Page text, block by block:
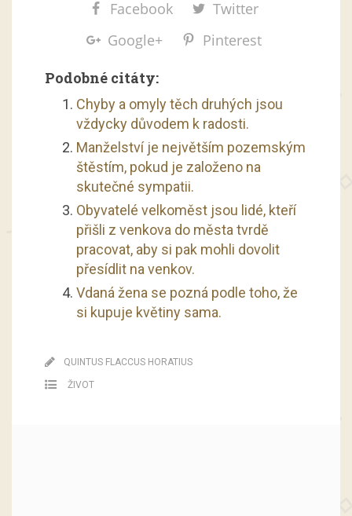
Facebook
Twitter
Google+
Pinterest
Podobné citáty:
Chyby a omyly těch druhých jsou
vždycky důvodem k radosti.
Manželství je největším pozemským
štěstím, pokud je založeno na
skutečné sympatii.
Obyvatelé velkoměst jsou lidé, kteří
přišli z venkova do města tvrdě
pracovat, aby si pak mohli dovolit
přesídlit na venkov.
Vdaná žena se pozná podle toho, že
si kupuje květiny sama.
QUINTUS FLACCUS HORATIUS
ŽIVOT